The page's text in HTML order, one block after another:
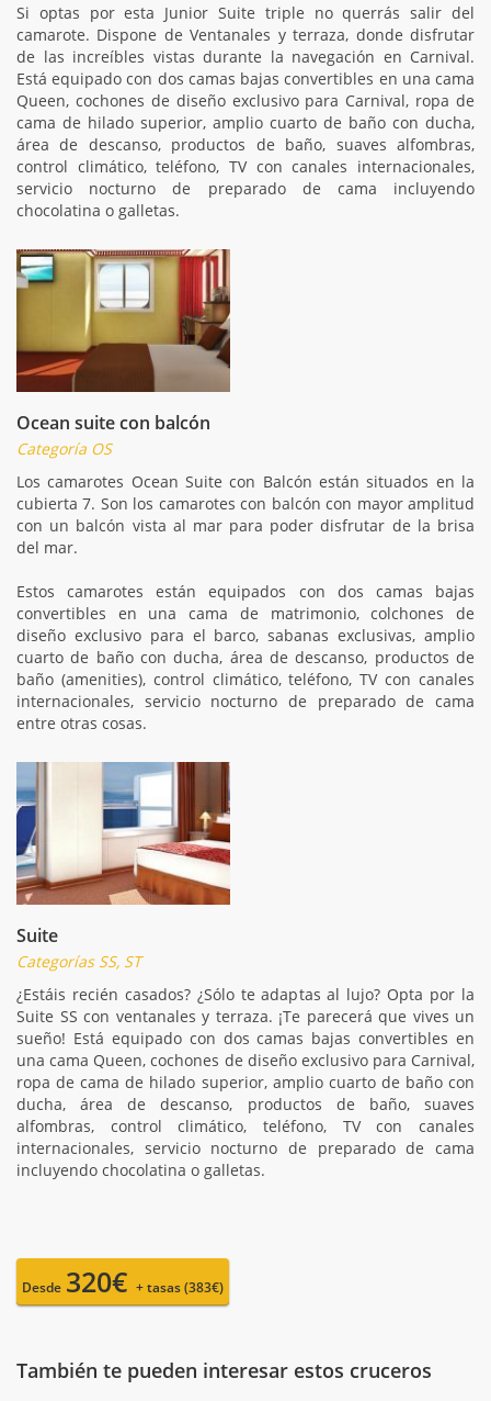
Si optas por esta Junior Suite triple no querrás salir del
camarote. Dispone de Ventanales y terraza, donde disfrutar
de las increíbles vistas durante la navegación en Carnival.
Está equipado con dos camas bajas convertibles en una cama
Queen, cochones de diseño exclusivo para Carnival, ropa de
cama de hilado superior, amplio cuarto de baño con ducha,
área de descanso, productos de baño, suaves alfombras,
control climático, teléfono, TV con canales internacionales,
servicio nocturno de preparado de cama incluyendo
chocolatina o galletas.
Ocean suite con balcón
Categoría OS
Los camarotes Ocean Suite con Balcón están situados en la
cubierta 7. Son los camarotes con balcón con mayor amplitud
con un balcón vista al mar para poder disfrutar de la brisa
del mar.
Estos camarotes están equipados con dos camas bajas
convertibles en una cama de matrimonio, colchones de
diseño exclusivo para el barco, sabanas exclusivas, amplio
cuarto de baño con ducha, área de descanso, productos de
baño (amenities), control climático, teléfono, TV con canales
internacionales, servicio nocturno de preparado de cama
entre otras cosas.
Suite
Categorías SS, ST
¿Estáis recién casados? ¿Sólo te adaptas al lujo? Opta por la
Suite SS con ventanales y terraza. ¡Te parecerá que vives un
sueño! Está equipado con dos camas bajas convertibles en
una cama Queen, cochones de diseño exclusivo para Carnival,
ropa de cama de hilado superior, amplio cuarto de baño con
ducha, área de descanso, productos de baño, suaves
alfombras, control climático, teléfono, TV con canales
internacionales, servicio nocturno de preparado de cama
incluyendo chocolatina o galletas.
Desde 320€ + tasas (383€)
También te pueden interesar estos cruceros